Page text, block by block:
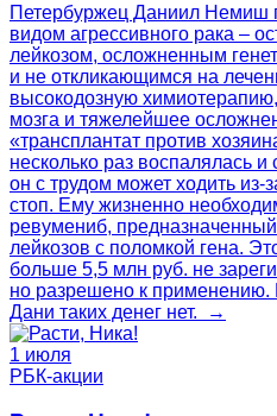
Петербуржец Даниил Немиш
видом агрессивного рака –
лейкозом, осложненным
и не откликающимся на
высокодозную
мозга и тяжелейшее
«трансплантат против
несколько раз воспалялась и
он с трудом может ходить из-
стоп. Ему жизненно
ревумениб,
лейкозов с поломкой гена.
больше 5,5 млн руб. не
но разрешено к применению.
Дани таких денег нет. →
1 июля
РБК-акции